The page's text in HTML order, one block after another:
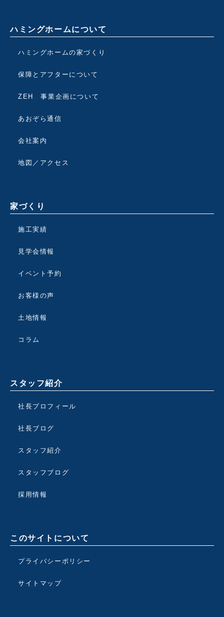
ハミングホームについて
ハミングホームの家づくり
保障とアフターについて
ZEH 事業企画について
あおぞら通信
会社案内
地図／アクセス
家づくり
施工実績
見学会情報
イベント予約
お客様の声
土地情報
コラム
スタッフ紹介
社長プロフィール
社長ブログ
スタッフ紹介
スタッフブログ
採用情報
このサイトについて
プライバシーポリシー
サイトマップ